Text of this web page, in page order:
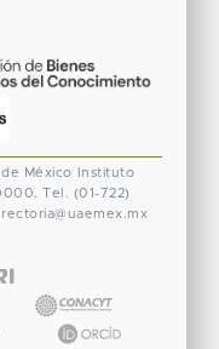
México
Instituto
Tel. (01-722)
rectoria@uaemex.mx